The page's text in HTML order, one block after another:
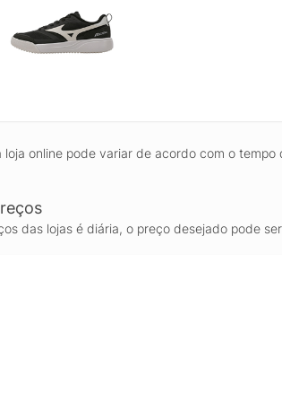
online pode variar de acordo com o tempo
das lojas é diária, o preço desejado pode